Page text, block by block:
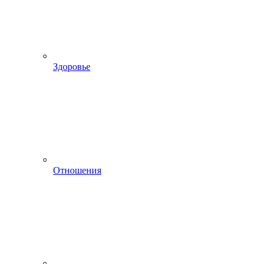
Здоровье
Отношения